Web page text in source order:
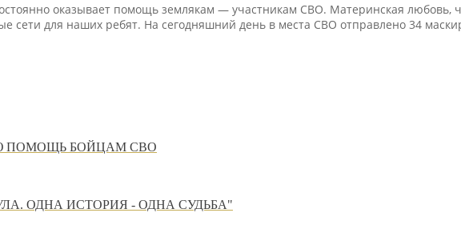
оказывает помощь землякам — участникам СВО. Материнская любовь,
сети для наших ребят. На сегодняшний день в места СВО отправлено 34
ПОМОЩЬ БОЙЦАМ СВО
ОДНА ИСТОРИЯ - ОДНА СУДЬБА"